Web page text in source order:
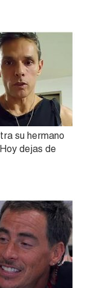
su hermano
dejas de